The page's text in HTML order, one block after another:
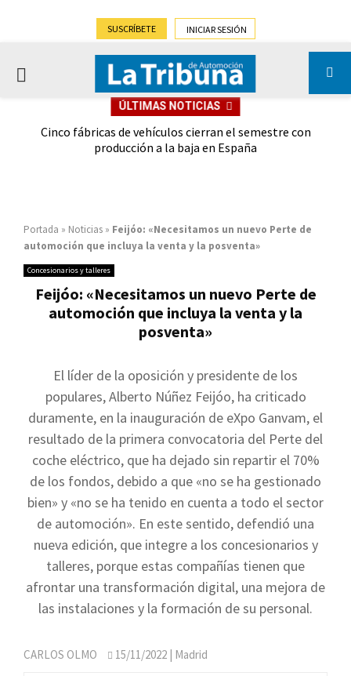
SUSCRÍBETE INICIAR SESIÓN
PRIMARY
ÚLTIMAS NOTICIAS
Cinco fábricas de vehículos cierran el semestre con
producción a la baja en España
Portada » Noticias » Feijóo: «Necesitamos un nuevo Perte de
automoción que incluya la venta y la posventa»
Concesionarios y talleres
Feijóo: «Necesitamos un nuevo Perte de
automoción que incluya la venta y la
posventa»
El líder de la oposición y presidente de los
populares, Alberto Núñez Feijóo, ha criticado
duramente, en la inauguración de eXpo Ganvam, el
resultado de la primera convocatoria del Perte del
coche eléctrico, que ha dejado sin repartir el 70%
de los fondos, debido a que «no se ha gestionado
bien» y «no se ha tenido en cuenta a todo el sector
de automoción». En este sentido, defendió una
nueva edición, que integre a los concesionarios y
talleres, porque estas compañías tienen que
afrontar una transformación digital, una mejora de
las instalaciones y la formación de su personal.
CARLOS OLMO 15/11/2022 | Madrid